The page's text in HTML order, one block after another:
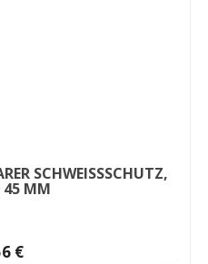
SCHWEISSSCHUTZ, L
MM
€